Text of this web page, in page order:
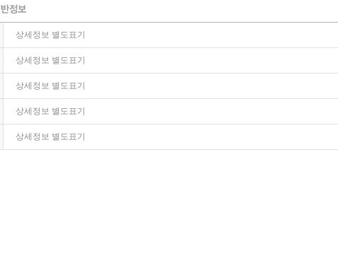
상세정보 별도표기
상세정보 별도표기
상세정보 별도표기
상세정보 별도표기
상세정보 별도표기